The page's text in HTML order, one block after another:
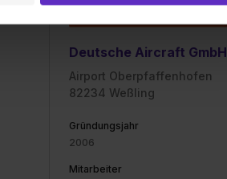
klick auf „Auswahl erlauben“. Die
und „Social Media und
49 Abs. 1 S. 1 lit. a) DS-GVO). Die
Du kannst die von dir erteilte
unter dem Punkt
Deutsche Aircraft GmbH
Airport Oberpfaffenhofen
82234 Weßling
Gründungsjahr
2006
Mitarbeiter